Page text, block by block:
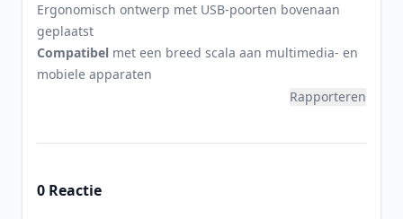
Ergonomisch ontwerp met USB-poorten bovenaan
geplaatst
Compatibel met een breed scala aan multimedia- en
mobiele apparaten
Rapporteren
0 Reactie